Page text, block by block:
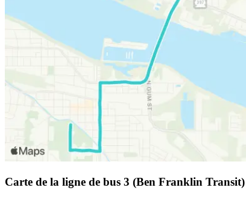
Carte de la ligne de bus 3 (Ben Franklin Transit)